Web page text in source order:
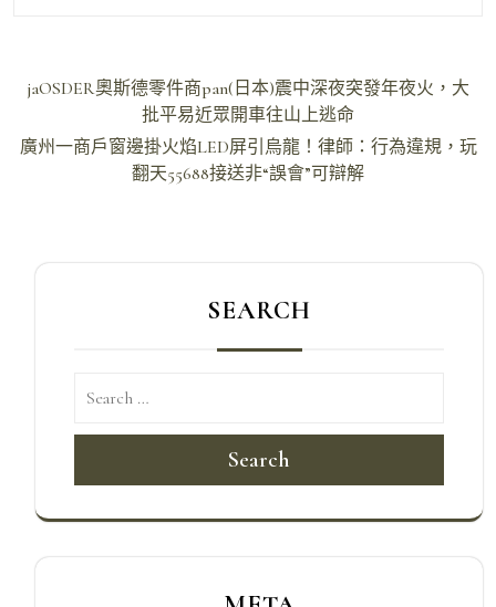
文
導
jaOSDER奧斯德零件商pan(日本)震中深夜突發年夜火，大
批平易近眾開車往山上逃命
廣州一商戶窗邊掛火焰LED屏引烏龍！律師：行為違規，玩
翻天55688接送非“誤會”可辯解
SEARCH
Search